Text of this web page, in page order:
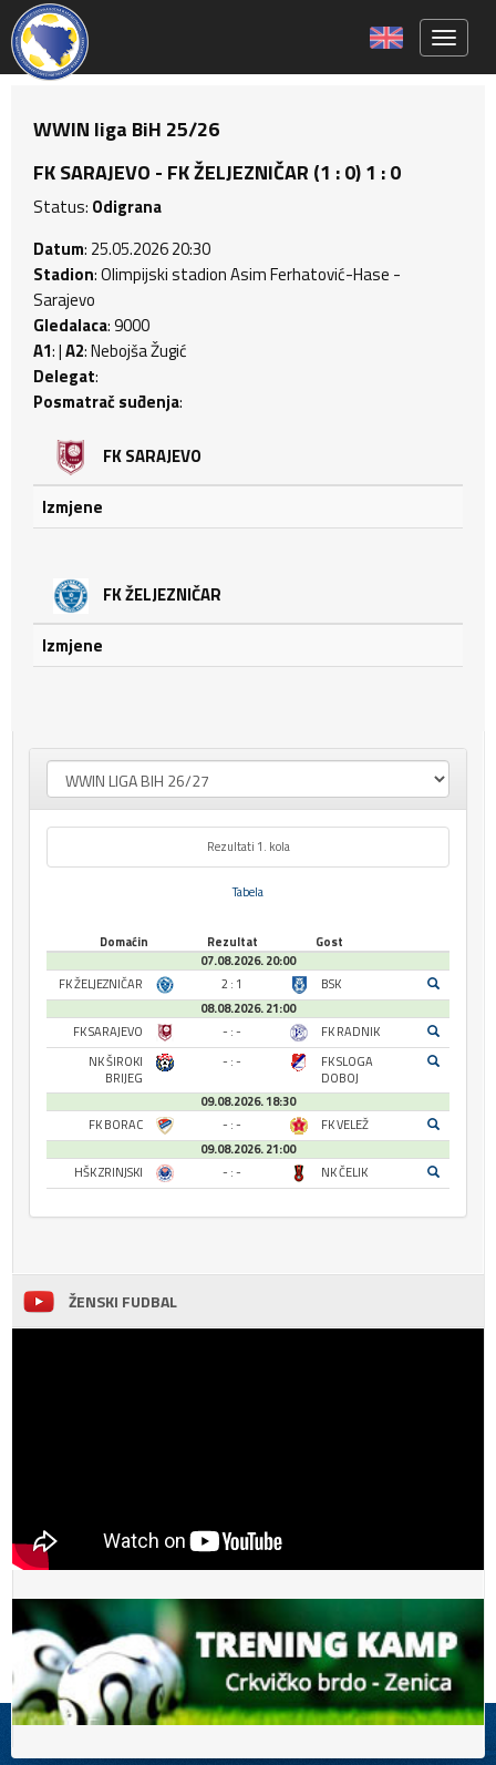
WWIN liga BiH 25/26
FK SARAJEVO - FK ŽELJEZNIČAR (1 : 0) 1 : 0
Status: Odigrana
Datum: 25.05.2026 20:30
Stadion: Olimpijski stadion Asim Ferhatović-Hase -
Sarajevo
Gledalaca: 9000
A1: |A2: Nebojša Žugić
Delegat:
Posmatrač suđenja:
FK SARAJEVO
Izmjene
FK ŽELJEZNIČAR
Izmjene
Rezultati 1. kola
Tabela
Domaćin Rezultat
Gost
07.08.2026. 20:00
FK ŽELJEZNIČAR
2 : 1
BSK
08.08.2026. 21:00
FK SARAJEVO
- : -
FK RADNIK
NK ŠIROKI
BRIJEG
- : -
FK SLOGA
DOBOJ
09.08.2026. 18:30
FK BORAC
- : -
FK VELEŽ
09.08.2026. 21:00
HŠK ZRINJSKI
- : - NK ČELIK
ŽENSKI FUDBAL